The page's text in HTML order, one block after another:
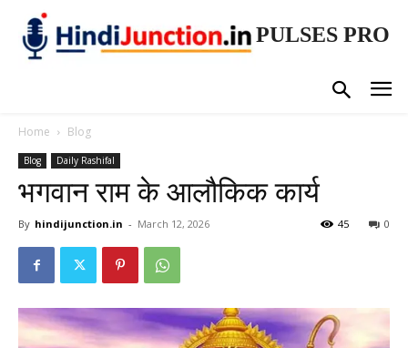
PULSES PRO
Home Blog
Blog Daily Rashifal
भगवान राम के आलौकिक कार्य
By hindijunction.in - March 12, 2026 0
45